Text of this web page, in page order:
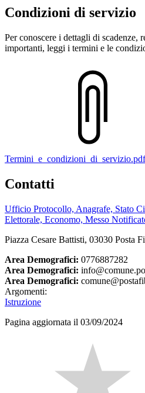
Condizioni di servizio
Per conoscere i dettagli di scadenze,
importanti, leggi i termini e le
Contatti
Ufficio Protocollo, Anagrafe, Stato
Elettorale, Economo, Messo
Piazza Cesare Battisti, 03030 Posta
Area Demografici: 0776887282
Area Demografici:
Area Demografici:
Argomenti:
Istruzione
Pagina aggiornata il 03/09/2024